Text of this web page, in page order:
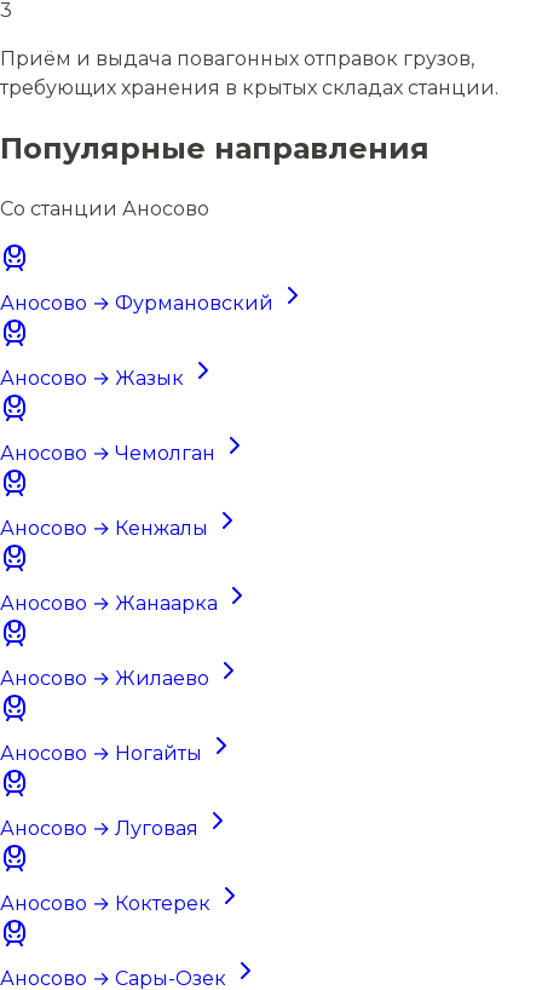
3
Приём и выдача повагонных отправок грузов,
требующих хранения в крытых складах станции.
Популярные направления
Со станции Аносово
Аносово → Фурмановский
Аносово → Жазык
Аносово → Чемолган
Аносово → Кенжалы
Аносово → Жанаарка
Аносово → Жилаево
Аносово → Ногайты
Аносово → Луговая
Аносово → Коктерек
Аносово → Сары-Озек